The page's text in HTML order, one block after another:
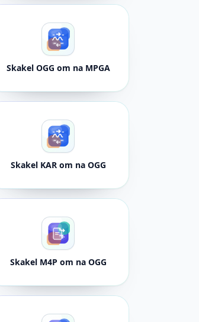
Skakel OGG om na MPGA
Skakel KAR om na OGG
Skakel M4P om na OGG